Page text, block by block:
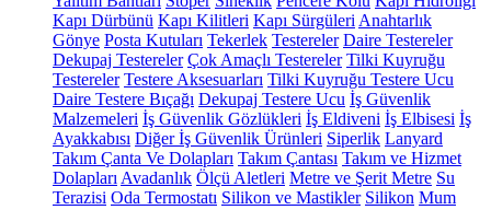
Kapı Dürbünü Kapı Kilitleri Kapı Sürgüleri Anahtarlık
Gönye Posta Kutuları Tekerlek Testereler Daire Testereler
Dekupaj Testereler Çok Amaçlı Testereler Tilki Kuyruğu
Testereler Testere Aksesuarları Tilki Kuyruğu Testere Ucu
Daire Testere Bıçağı Dekupaj Testere Ucu İş Güvenlik
Malzemeleri İş Güvenlik Gözlükleri İş Eldiveni İş Elbisesi İş
Ayakkabısı Diğer İş Güvenlik Ürünleri Siperlik Lanyard
Takım Çanta Ve Dolapları Takım Çantası Takım ve Hizmet
Dolapları Avadanlık Ölçü Aletleri Metre ve Şerit Metre Su
Terazisi Oda Termostatı Silikon ve Mastikler Silikon Mum